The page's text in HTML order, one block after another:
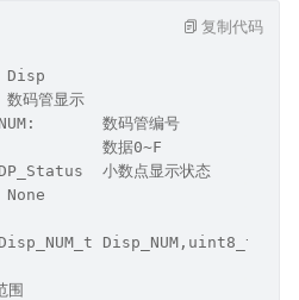
Disp
码管显示
数码管编号
数据0~F
小数点显示状态
None
Disp_NUM,uint8_t
围
复制代码